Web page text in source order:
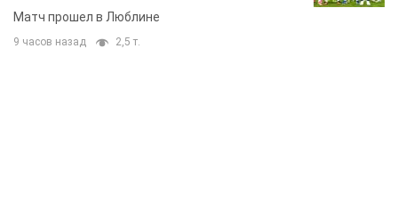
Матч прошел в Люблине
9 часов назад 2,5 т.